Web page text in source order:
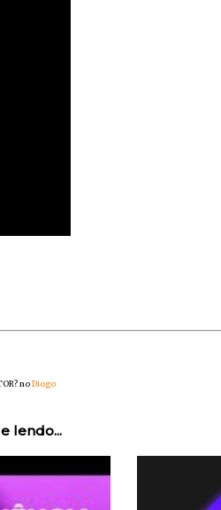
noDiogo
lendo...